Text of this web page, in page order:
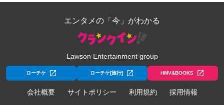
エンタメの「今」がわかる
Lawson Entertainment group
ローチケ ローチケ[旅行] HMV&BOOKS
会社概要 サイトポリシー 利用規約 採用情報